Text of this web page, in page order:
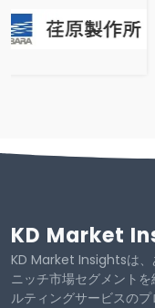
KD Market
KD Market Insightsは、
ニッチ市場セグメント
ルティングサービスのプ